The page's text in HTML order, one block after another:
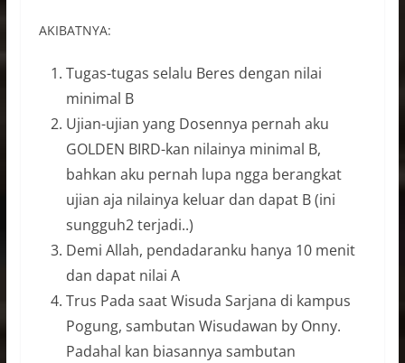
AKIBATNYA:
Tugas-tugas selalu Beres dengan nilai
minimal B
Ujian-ujian yang Dosennya pernah aku
GOLDEN BIRD-kan nilainya minimal B,
bahkan aku pernah lupa ngga berangkat
ujian aja nilainya keluar dan dapat B (ini
sungguh2 terjadi..)
Demi Allah, pendadaranku hanya 10 menit
dan dapat nilai A
Trus Pada saat Wisuda Sarjana di kampus
Pogung, sambutan Wisudawan by Onny.
Padahal kan biasannya sambutan